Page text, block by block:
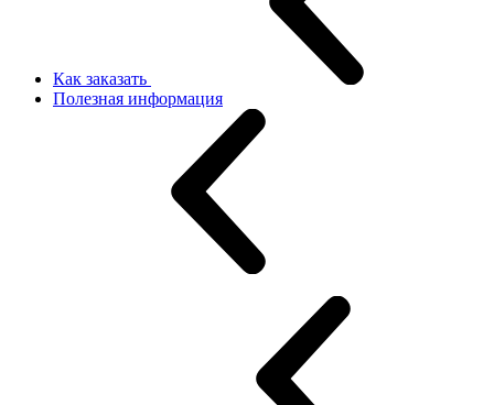
Как заказать
Полезная информация